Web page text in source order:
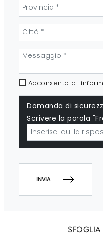
Acconsento
Domanda di
Scrivere la parola
INVIA